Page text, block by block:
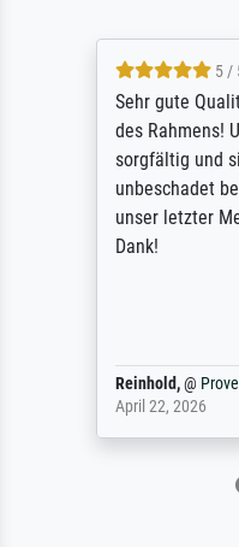
5 / 5
Sehr gute
des Rahmens!
sorgfältig und
unbeschadet
unser letzter
Dank!
Reinhold, @
April 22, 2026